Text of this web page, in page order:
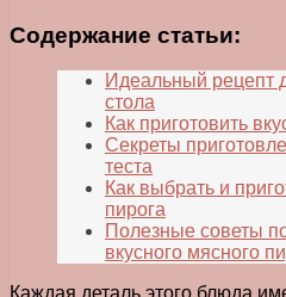
Содержание статьи:
Идеальный рецепт
стола
Как приготовить
Секреты
теста
Как выбрать и
пирога
Полезные советы
вкусного мясного